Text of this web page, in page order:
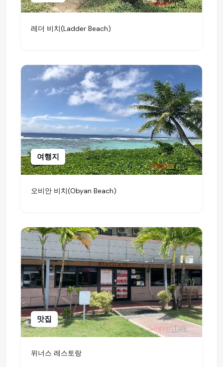
레더 비치(Ladder Beach)
여행지
오비안 비치(Obyan Beach)
맛집
위너스 레스토랑